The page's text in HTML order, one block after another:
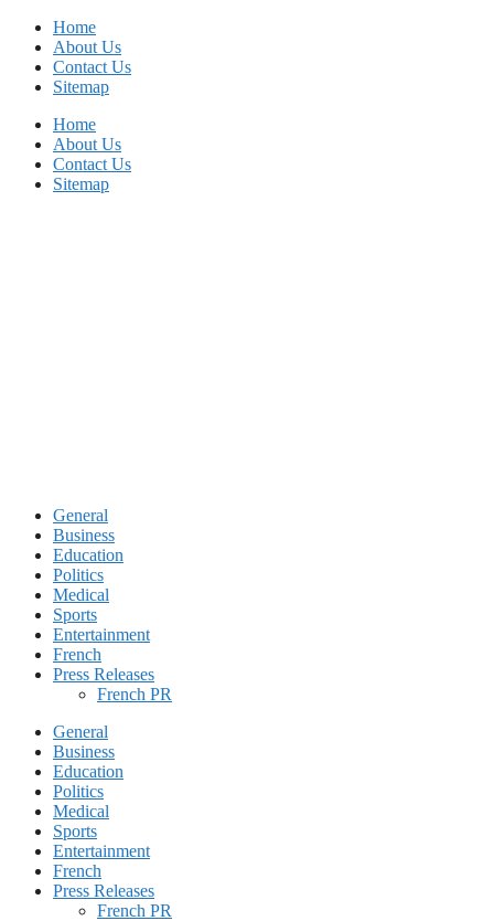
Skip
content
Home
About Us
Contact Us
Sitemap
Home
About Us
Contact Us
Sitemap
General
Business
Education
Politics
Medical
Sports
Entertainment
French
Press Releases
French PR
General
Business
Education
Politics
Medical
Sports
Entertainment
French
Press Releases
French PR